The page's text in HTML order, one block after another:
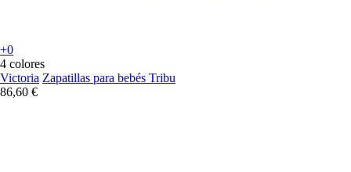
+0
4 colores
Victoria Zapatillas para bebés Tribu
86,60 €